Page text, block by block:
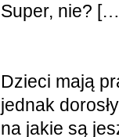
Super, nie?
Dzieci mają
jednak
na jakie są